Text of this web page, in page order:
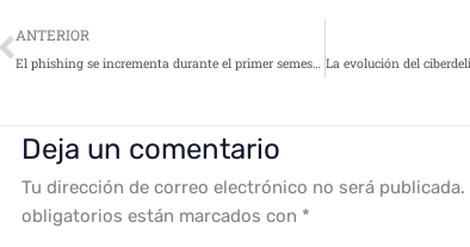
Ant
ANTERIOR
El phishing se incrementa durante el primer semestre de 2021
Deja un comentario
Tu dirección de correo electrónico no será publicada.
obligatorios están marcados con *